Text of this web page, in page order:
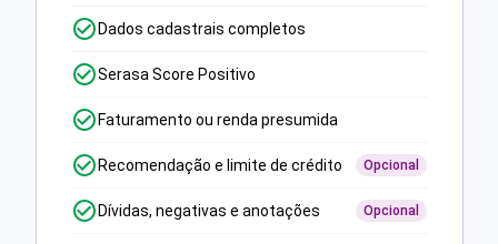
Dados cadastrais completos
Serasa Score Positivo
Faturamento ou renda presumida
Recomendação e limite de crédito Opcional
Dívidas, negativas e anotações Opcional